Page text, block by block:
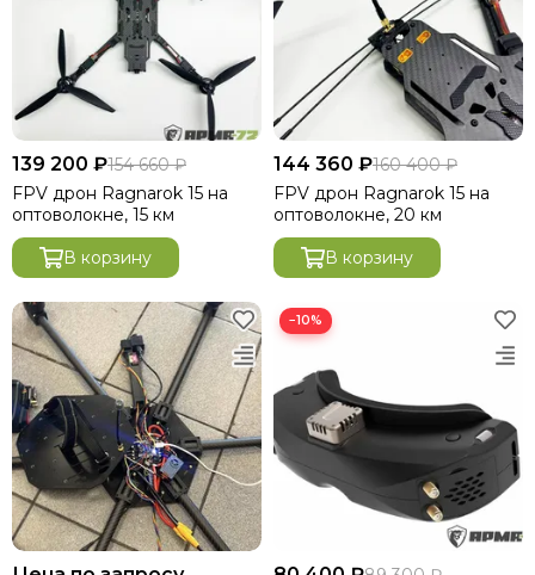
139 200 ₽154 660 ₽
FРV дpон Ragnarok 15 на
оптоволокне, 15 км
В корзину
144 360 ₽160 400 ₽
FРV дpон Ragnarok 15 на
оптоволокне, 20 км
В корзину
−10%